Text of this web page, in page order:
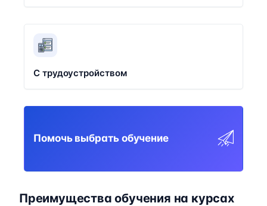
С трудоустройством
Помочь выбрать обучение
Преимущества обучения на курсах